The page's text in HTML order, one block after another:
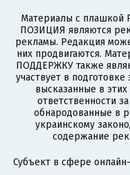
Материалы с плашкой
ПОЗИЦИЯ являются
рекламы. Редакция
них продвигаются.
ПОДДЕРЖКУ также
участвует в
высказанные в
ответственности
обнародованные в
украинскому
содержание
Субъект в сфере